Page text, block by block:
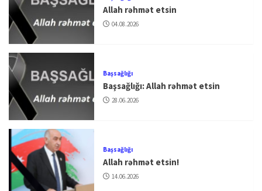
Allah rəhmət etsin
04.08.2026
Başsağlığı
Başsağlığı: Allah rəhmət etsin
28.06.2026
Başsağlığı
Allah rəhmət etsin!
14.06.2026